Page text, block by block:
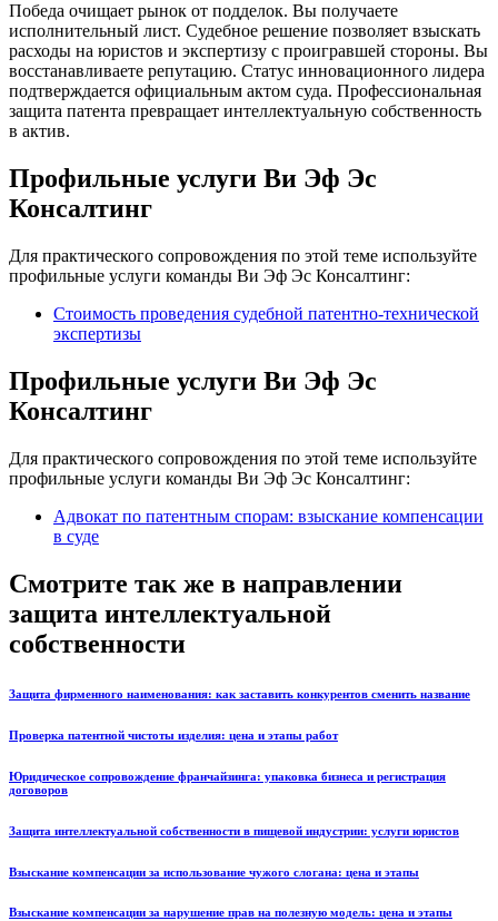
Победа очищает рынок от подделок. Вы получаете
исполнительный лист. Судебное решение позволяет взыскать
расходы на юристов и экспертизу с проигравшей стороны. Вы
восстанавливаете репутацию. Статус инновационного лидера
подтверждается официальным актом суда. Профессиональная
защита патента превращает интеллектуальную собственность
в актив.
Профильные услуги Ви Эф Эс
Консалтинг
Для практического сопровождения по этой теме используйте
профильные услуги команды Ви Эф Эс Консалтинг:
Стоимость проведения судебной патентно-технической
экспертизы
Профильные услуги Ви Эф Эс
Консалтинг
Для практического сопровождения по этой теме используйте
профильные услуги команды Ви Эф Эс Консалтинг:
Адвокат по патентным спорам: взыскание компенсации
в суде
Смотрите так же в направлении
защита интеллектуальной
собственности
Защита фирменного наименования: как заставить конкурентов сменить название
Проверка патентной чистоты изделия: цена и этапы работ
Юридическое сопровождение франчайзинга: упаковка бизнеса и регистрация
договоров
Защита интеллектуальной собственности в пищевой индустрии: услуги юристов
Взыскание компенсации за использование чужого слогана: цена и этапы
Взыскание компенсации за нарушение прав на полезную модель: цена и этапы